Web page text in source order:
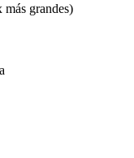
grandes)